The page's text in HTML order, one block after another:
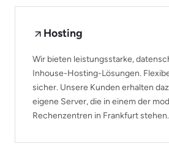
Hosting
Wir bieten leistungsstarke,
Inhouse-Hosting-Lösungen.
sicher. Unsere Kunden erhalten
eigene Server, die in einem der
Rechenzentren in Frankfurt stehen.